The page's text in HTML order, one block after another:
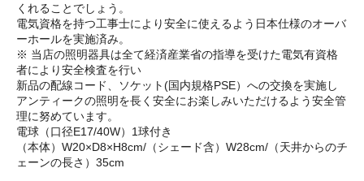
くれることでしょう。
電気資格を持つ工事士により安全に使えるよう日本仕様のオーバ
ーホールを実施済み。
※ 当店の照明器具は全て経済産業省の指導を受けた電気有資格
者により安全検査を行い
新品の配線コード、ソケット(国内規格PSE）への交換を実施し
アンティークの照明を長く安全にお楽しみいただけるよう安全管
理に努めています。
電球（口径E17/40W）1球付き
（本体）W20×D8×H8cm/（シェード含）W28cm/（天井からのチ
ェーンの長さ）35cm